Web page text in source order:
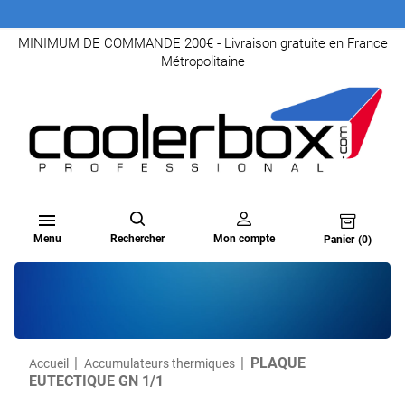
MINIMUM DE COMMANDE 200€ - Livraison gratuite en France
Métropolitaine

Menu Rechercher Mon compte Panier (0)
Accueil Accumulateurs thermiques
PLAQUE
EUTECTIQUE GN 1/1